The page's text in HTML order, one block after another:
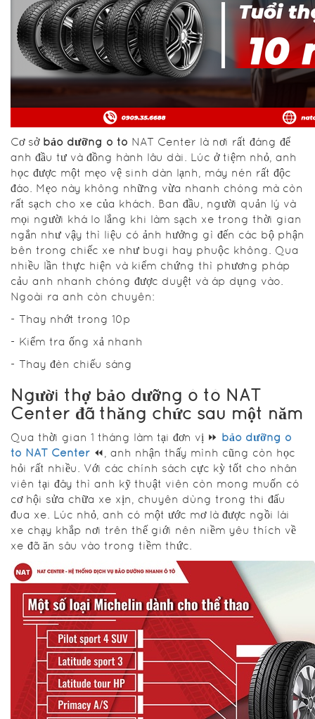
Cơ sở bảo dưỡng ô tô NAT Center là nơi rất đáng để
anh đầu tư và đồng hành lâu dài. Lúc ở tiệm nhỏ, anh
học được một mẹo vệ sinh dàn lạnh, máy nén rất độc
đáo. Mẹo này không những vừa nhanh chóng mà còn
rất sạch cho xe của khách. Ban đầu, người quản lý và
mọi người khá lo lắng khi làm sạch xe trong thời gian
ngắn như vậy thì liệu có ảnh hưởng gì đến các bộ phận
bên trong chiếc xe như bugi hay phuộc không. Qua
nhiều lần thực hiện và kiểm chứng thì phương pháp
cảu anh nhanh chóng được duyệt và áp dụng vào.
Ngoài ra anh còn chuyên:
- Thay nhớt trong 10p
- Kiểm tra ống xả nhanh
- Thay đèn chiếu sáng
Người thợ bảo dưỡng ô tô NAT
Center đã thăng chức sau một năm
Qua thời gian 1 tháng làm tại đơn vị ⏩ bảo dưỡng ô
tô NAT Center ⏪, anh nhận thấy mình cũng còn học
hỏi rất nhiều. Với các chính sách cực kỳ tốt cho nhân
viên tại đây thì anh kỹ thuật viên còn mong muốn có
cơ hội sửa chữa xe xịn, chuyên dùng trong thi đấu
đua xe. Lúc nhỏ, anh có một ước mơ là được ngồi lái
xe chạy khắp nơi trên thế giới nên niềm yêu thích về
xe đã ăn sâu vào trong tiềm thức.